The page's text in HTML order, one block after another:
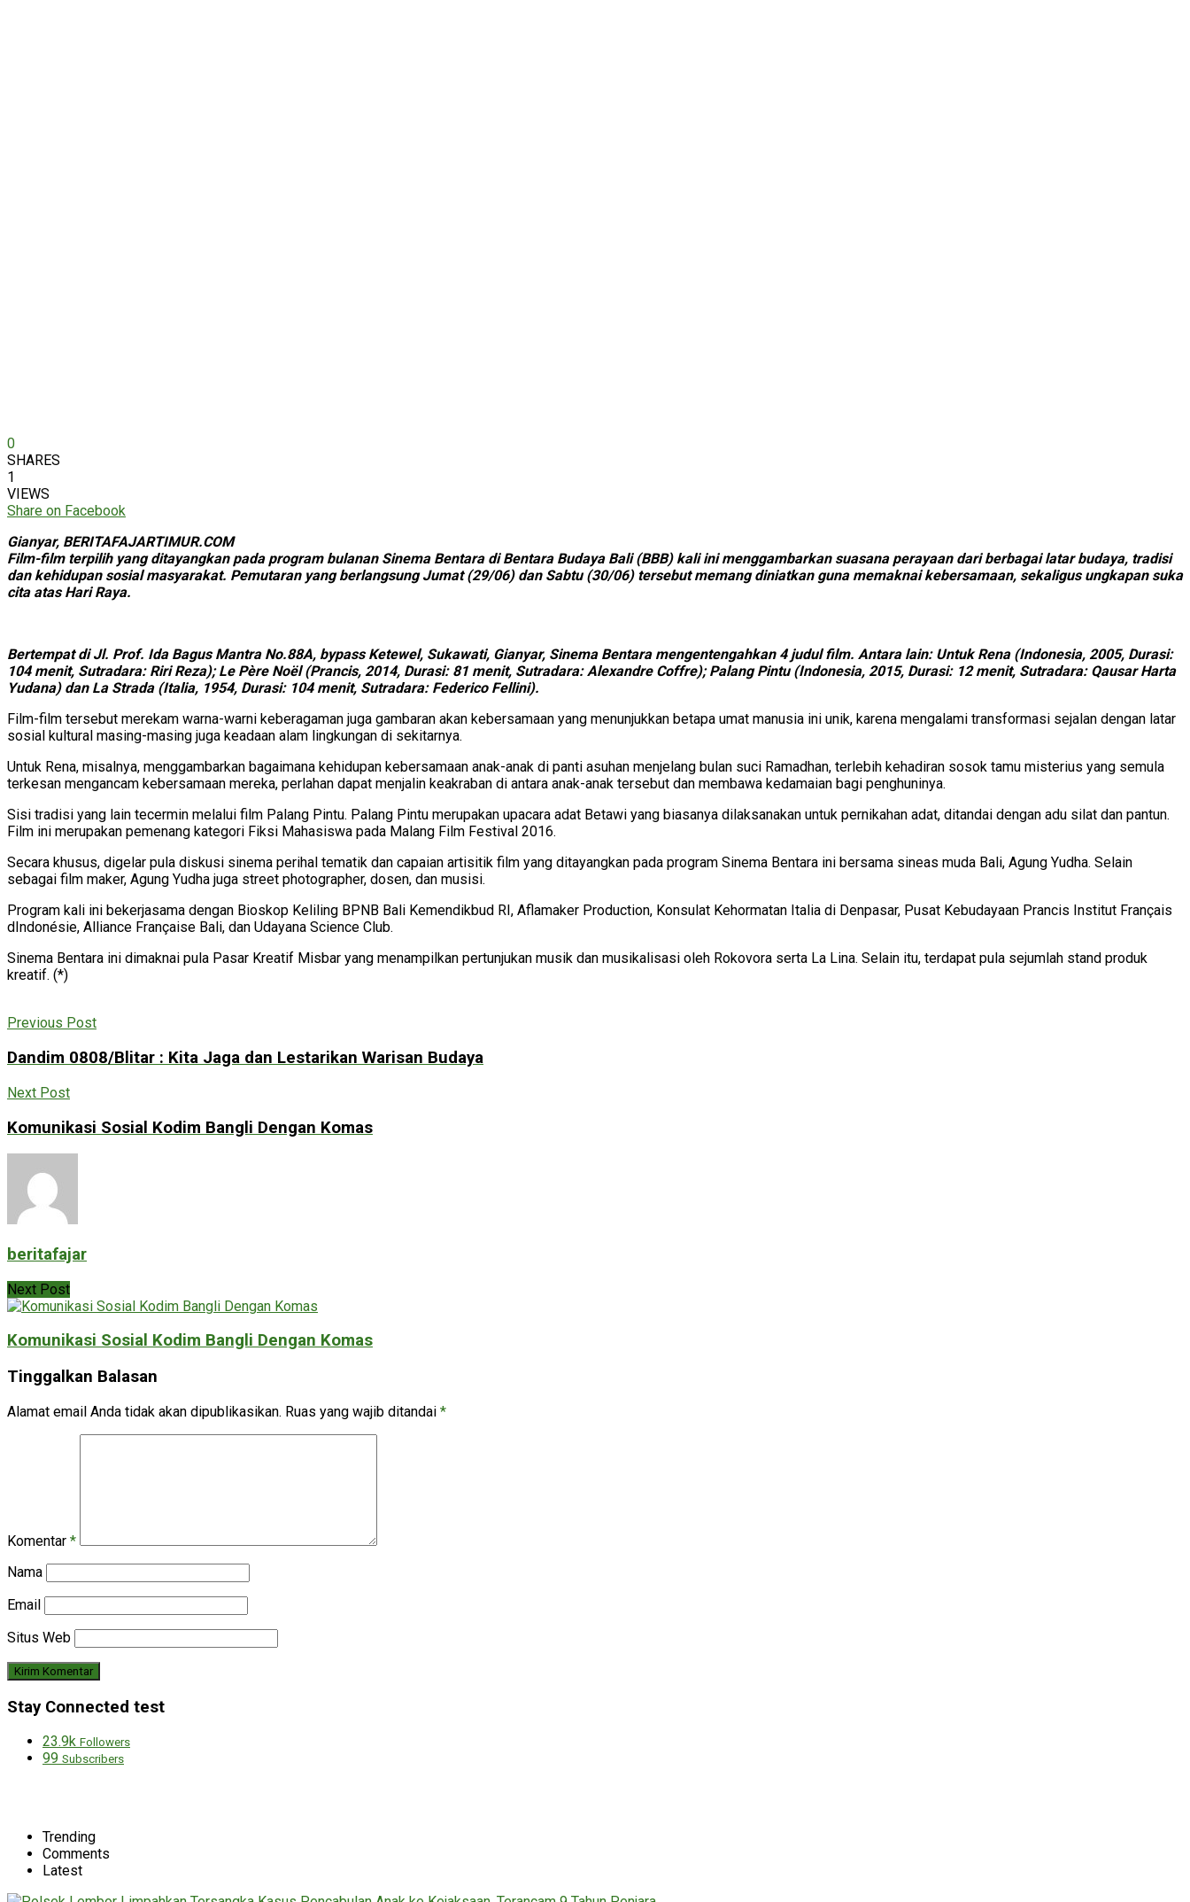
0
SHARES
1
VIEWS
Share on Facebook
Gianyar, BERITAFAJARTIMUR.COM
Film-film terpilih yang ditayangkan pada program bulanan Sinema Bentara di Bentara Budaya Bali (BBB) kali ini menggambarkan suasana perayaan dari berbagai latar budaya, tradisi
dan kehidupan sosial masyarakat. Pemutaran yang berlangsung Jumat (29/06) dan Sabtu (30/06) tersebut memang diniatkan guna memaknai kebersamaan, sekaligus ungkapan suka
cita atas Hari Raya.
Bertempat di Jl. Prof. Ida Bagus Mantra No.88A, bypass Ketewel, Sukawati, Gianyar, Sinema Bentara mengentengahkan 4 judul film. Antara lain: Untuk Rena (Indonesia, 2005, Durasi:
104 menit, Sutradara: Riri Reza); Le Père Noël (Prancis, 2014, Durasi: 81 menit, Sutradara: Alexandre Coffre); Palang Pintu (Indonesia, 2015, Durasi: 12 menit, Sutradara: Qausar Harta
Yudana) dan La Strada (Italia, 1954, Durasi: 104 menit, Sutradara: Federico Fellini).
Film-film tersebut merekam warna-warni keberagaman juga gambaran akan kebersamaan yang menunjukkan betapa umat manusia ini unik, karena mengalami transformasi sejalan dengan latar
sosial kultural masing-masing juga keadaan alam lingkungan di sekitarnya.
Untuk Rena, misalnya, menggambarkan bagaimana kehidupan kebersamaan anak-anak di panti asuhan menjelang bulan suci Ramadhan, terlebih kehadiran sosok tamu misterius yang semula
terkesan mengancam kebersamaan mereka, perlahan dapat menjalin keakraban di antara anak-anak tersebut dan membawa kedamaian bagi penghuninya.
Sisi tradisi yang lain tecermin melalui film Palang Pintu. Palang Pintu merupakan upacara adat Betawi yang biasanya dilaksanakan untuk pernikahan adat, ditandai dengan adu silat dan pantun.
Film ini merupakan pemenang kategori Fiksi Mahasiswa pada Malang Film Festival 2016.
Secara khusus, digelar pula diskusi sinema perihal tematik dan capaian artisitik film yang ditayangkan pada program Sinema Bentara ini bersama sineas muda Bali, Agung Yudha. Selain
sebagai film maker, Agung Yudha juga street photographer, dosen, dan musisi.
Program kali ini bekerjasama dengan Bioskop Keliling BPNB Bali Kemendikbud RI, Aflamaker Production, Konsulat Kehormatan Italia di Denpasar, Pusat Kebudayaan Prancis Institut Français
dIndonésie, Alliance Française Bali, dan Udayana Science Club.
Sinema Bentara ini dimaknai pula Pasar Kreatif Misbar yang menampilkan pertunjukan musik dan musikalisasi oleh Rokovora serta La Lina. Selain itu, terdapat pula sejumlah stand produk
kreatif. (*)
Previous Post
Dandim 0808/Blitar : Kita Jaga dan Lestarikan Warisan Budaya
Next Post
Komunikasi Sosial Kodim Bangli Dengan Komas
beritafajar
Next Post
Komunikasi Sosial Kodim Bangli Dengan Komas
Tinggalkan Balasan
Alamat email Anda tidak akan dipublikasikan. Ruas yang wajib ditandai *
Komentar *
Nama
Email
Situs Web
Stay Connected test
23.9k Followers
99 Subscribers
Trending
Comments
Latest